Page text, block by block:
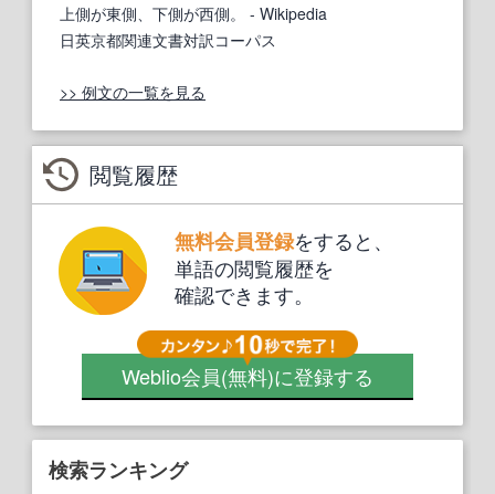
上側が東側、下側が西側。
- Wikipedia
日英京都関連文書対訳コーパス
>> 例文の一覧を見る
閲覧履歴
無料会員登録をすると、
単語の閲覧履歴を
確認できます。
Weblio会員(無料)に登録する
検索ランキング